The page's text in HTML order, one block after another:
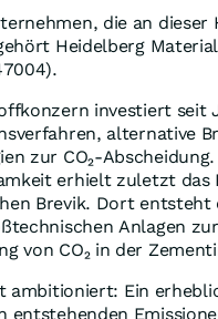
die an dieser
Heidelberg
investiert seit
alternative
zur CO₂-
erhielt zuletzt das
Brevik. Dort
Anlagen
von CO₂ in der
ambitioniert: Ein
entstehenden